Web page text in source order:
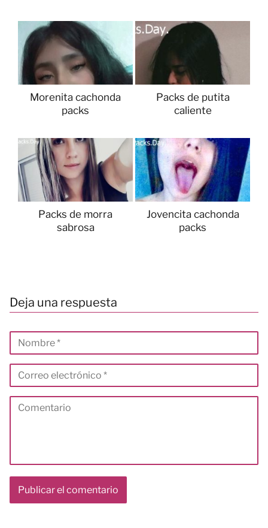
Morenita cachonda
packs
Packs de putita
caliente
Packs de morra
sabrosa
Jovencita cachonda
packs
Deja una respuesta